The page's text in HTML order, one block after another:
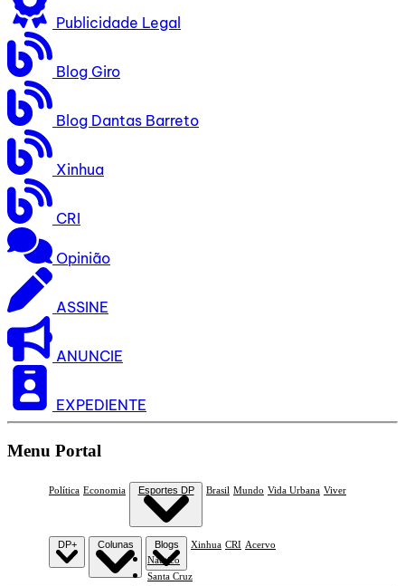
Publicidade Legal
Blog Giro
Blog Dantas Barreto
Xinhua
CRI
Opinião
ASSINE
ANUNCIE
EXPEDIENTE
Menu Portal
Política Economia Esportes DP
Náutico
Santa Cruz
Brasil Mundo Vida Urbana Viver
DP+ Colunas Blogs Xinhua CRI Acervo